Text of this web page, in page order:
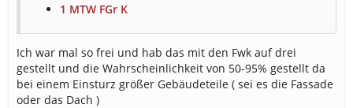
1 MTW FGr K
Ich war mal so frei und hab das mit den Fwk auf drei
gestellt und die Wahrscheinlichkeit von 50-95% gestellt da
bei einem Einsturz größer Gebäudeteile ( sei es die Fassade
oder das Dach )